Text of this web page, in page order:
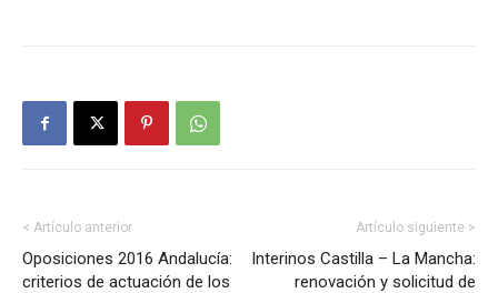
< Artículo anterior
Oposiciones 2016 Andalucía:
criterios de actuación de los
Artículo siguiente >
Interinos Castilla – La Mancha:
renovación y solicitud de